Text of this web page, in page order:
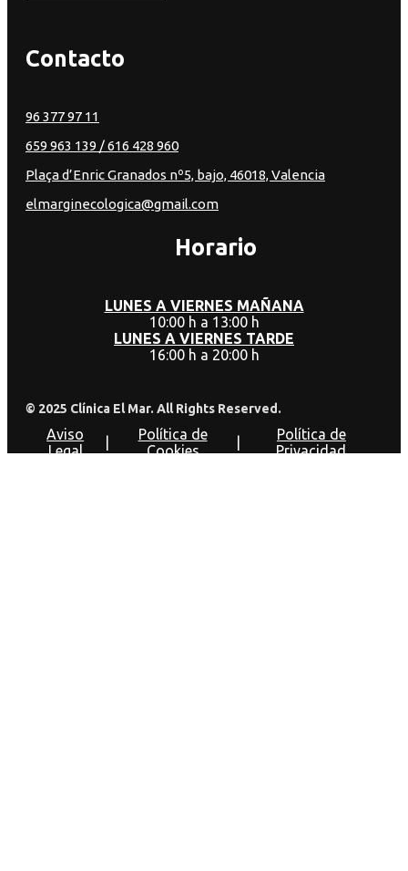
Contacto
96 377 97 11
659 963 139 / 616 428 960
Plaça d’Enric Granados nº5, bajo, 46018, Valencia
elmarginecologica@gmail.com
Horario
LUNES A VIERNES MAÑANA
10:00 h a 13:00 h
LUNES A VIERNES TARDE
16:00 h a 20:00 h
© 2025 Clínica El Mar. All Rights Reserved.
Aviso
Legal
Política de
Cookies
Política de
Privacidad